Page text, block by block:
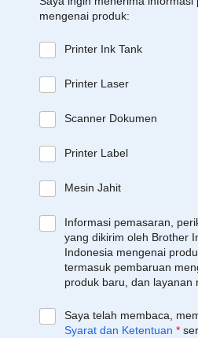
mengenai produk:
Printer Ink Tank
Printer Laser
Scanner Dokumen
Printer Label
Mesin Jahit
Informasi pemasaran,
yang dikirim oleh Brother
Indonesia mengenai
termasuk pembaruan
produk baru, dan layanan
Saya telah membaca,
Syarat dan Ketentuan *